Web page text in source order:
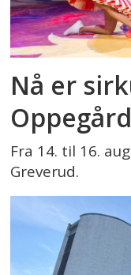
Nå er
Oppegård
Fra 14. til 16.
Greverud.